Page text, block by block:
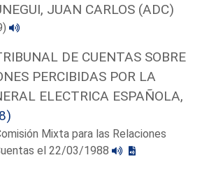
JUAN CARLOS (ADC)
DE CUENTAS SOBRE
PERCIBIDAS POR LA
ELECTRICA ESPAÑOLA,
Mixta para las Relaciones
el 22/03/1988